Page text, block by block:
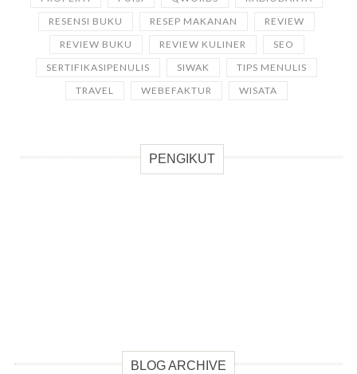
RESENSI BUKU
RESEP MAKANAN
REVIEW
REVIEW BUKU
REVIEW KULINER
SEO
SERTIFIKASIPENULIS
SIWAK
TIPS MENULIS
TRAVEL
WEBEFAKTUR WISATA
PENGIKUT
BLOG ARCHIVE